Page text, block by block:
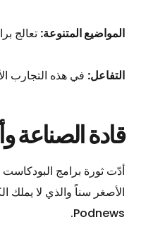
المواضيع المتنوعة: تعالج
التفاعل: في هذه التجارب
قادة الصناعة
أدّت ثورة برامج
Podnews.